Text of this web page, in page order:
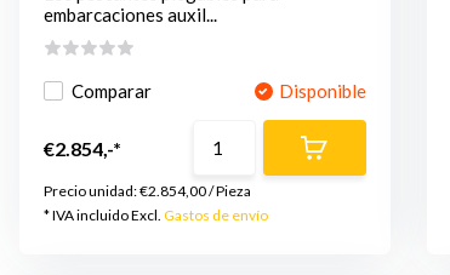
embarcaciones auxil...
Comparar Disponible
€2.854,-*
Precio unidad:€2.854,00/Pieza
* IVA incluido Excl. Gastos de envío